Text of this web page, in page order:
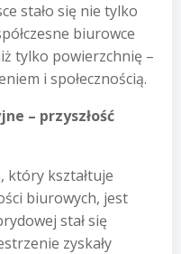
stało się nie tylko
biurowce
tylko powierzchnię –
i społecznością.
– przyszłość
który kształtuje
biurowych, jest
stał się
zyskały